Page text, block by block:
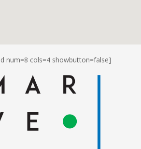
num=8 cols=4 showbutton=false]